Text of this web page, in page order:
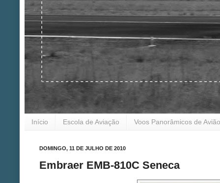
Início Escola de Aviação Voos Panorâmicos de Avião
DOMINGO, 11 DE JULHO DE 2010
Embraer EMB-810C Seneca